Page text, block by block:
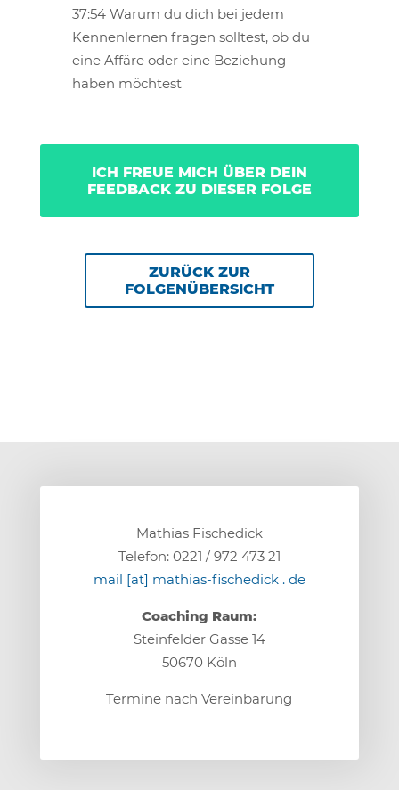
37:54 Warum du dich bei jedem
Kennenlernen fragen solltest, ob du
eine Affäre oder eine Beziehung
haben möchtest
ICH FREUE MICH ÜBER DEIN
FEEDBACK ZU DIESER FOLGE
ZURÜCK ZUR
FOLGENÜBERSICHT
Mathias Fischedick
Telefon: 0221 / 972 473 21
mail [at] mathias-fischedick . de
Coaching Raum:
Steinfelder Gasse 14
50670 Köln
Termine nach Vereinbarung